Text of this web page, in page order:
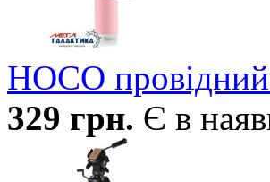
HOCO
329 грн. Є в